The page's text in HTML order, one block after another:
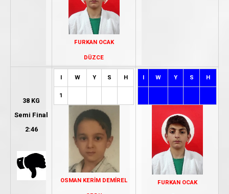
FURKAN OCAK
DÜZCE
38 KG
Semi Final
2:46
I W Y S H
1
OSMAN KERİM DEMİREL
I W Y S H
FURKAN OCAK